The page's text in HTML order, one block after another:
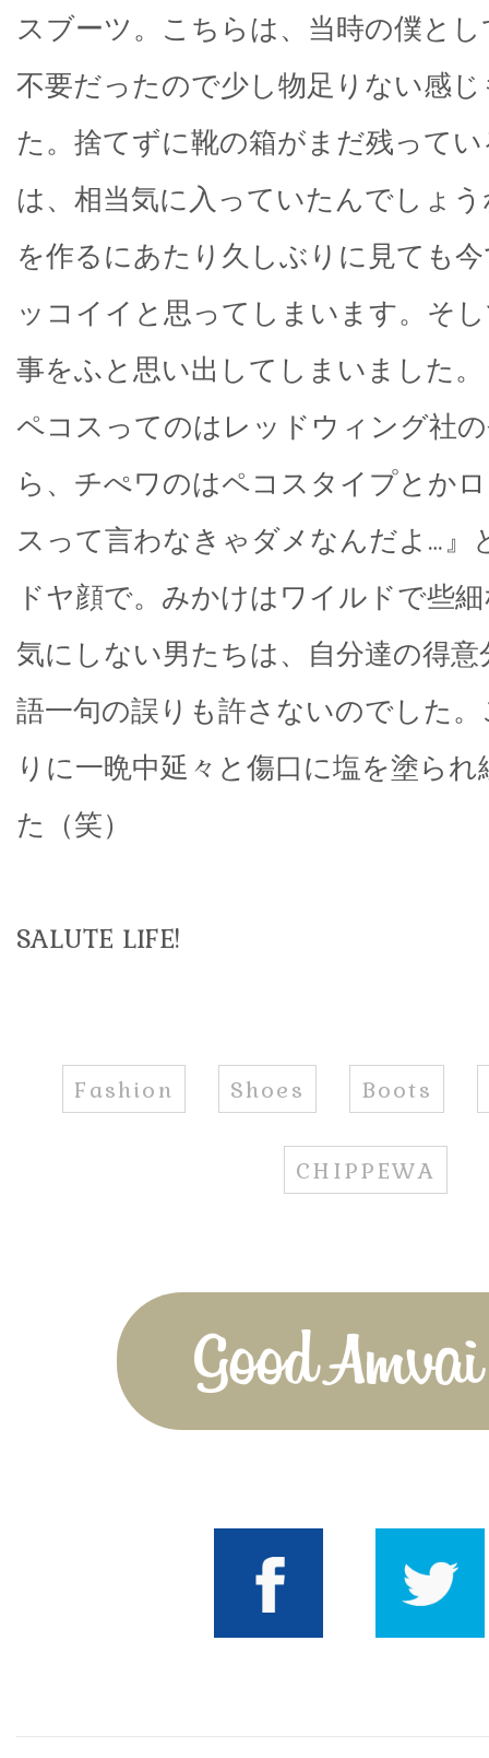
スブーツ。こちらは、当時の僕と
不要だったので少し物足りない感
た。捨てずに靴の箱がまだ残って
は、相当気に入っていたんでしょ
を作るにあたり久しぶりに見ても
ッコイイと思ってしまいます。そ
事をふと思い出してしまいました
ペコスってのはレッドウィング社
ら、チぺワのはペコスタイプとか
スって言わなきゃダメなんだよ…』
ドヤ顔で。みかけはワイルドで些
気にしない男たちは、自分達の得
語一句の誤りも許さないのでした
りに一晩中延々と傷口に塩を塗ら
た（笑）
SALUTE LIFE!
Fashion Shoes Boots
CHIPPEWA